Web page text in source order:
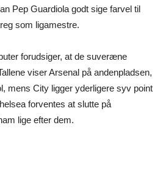
Pep Guardiola godt sige farvel til
som ligamestre.
forudsiger, at de suveræne
viser Arsenal på andenpladsen,
mens City ligger yderligere syv point
forventes at slutte på
lige efter dem.